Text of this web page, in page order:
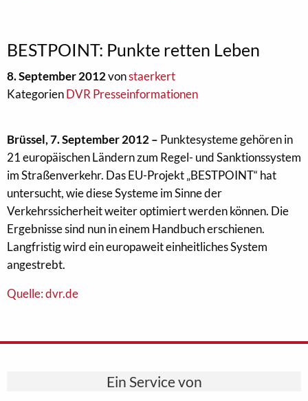
BESTPOINT: Punkte retten Leben
8. September 2012vonstaerkert
KategorienDVR Presseinformationen
Brüssel, 7. September 2012 – Punktesysteme gehören in
21 europäischen Ländern zum Regel- und Sanktionssystem
im Straßenverkehr. Das EU-Projekt „BESTPOINT“ hat
untersucht, wie diese Systeme im Sinne der
Verkehrssicherheit weiter optimiert werden können. Die
Ergebnisse sind nun in einem Handbuch erschienen.
Langfristig wird ein europaweit einheitliches System
angestrebt.
Quelle: dvr.de
Ein Service von